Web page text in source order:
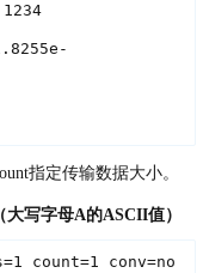
指定传输数据大小。
写字母A的ASCII值）
count=1 conv=no